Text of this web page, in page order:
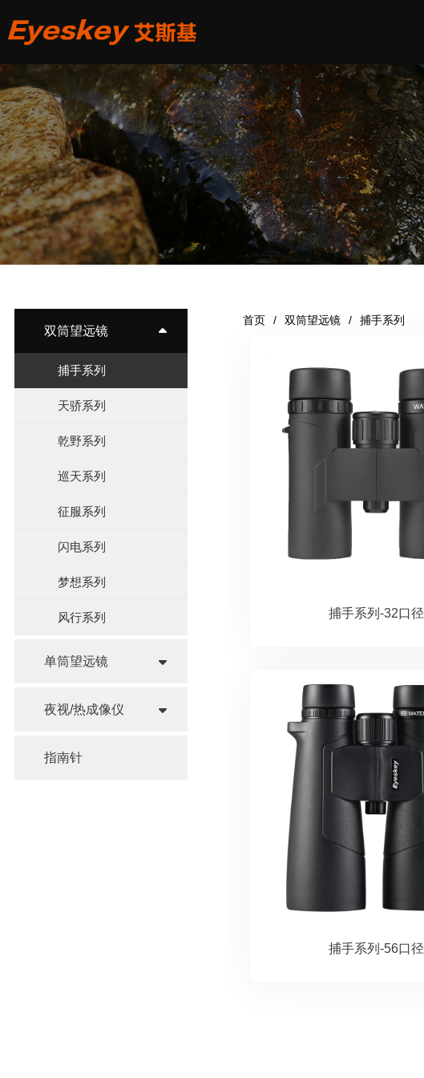
双筒望远镜
捕手系列
天骄系列
乾野系列
巡天系列
征服系列
闪电系列
梦想系列
风行系列
单筒望远镜
夜视/热成像仪
指南针
首页 双筒望远镜 捕手系列
捕手系列-32口径
捕手系列-56口径